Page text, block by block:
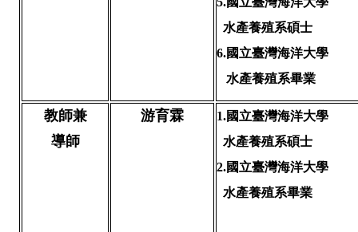
水產養殖系碩士
6.國立臺灣海洋大學
水產養殖系畢業
教師兼
導師
游育霖 1.國立臺灣海洋大學
水產養殖系碩士
2.國立臺灣海洋大學
水產養殖系畢業